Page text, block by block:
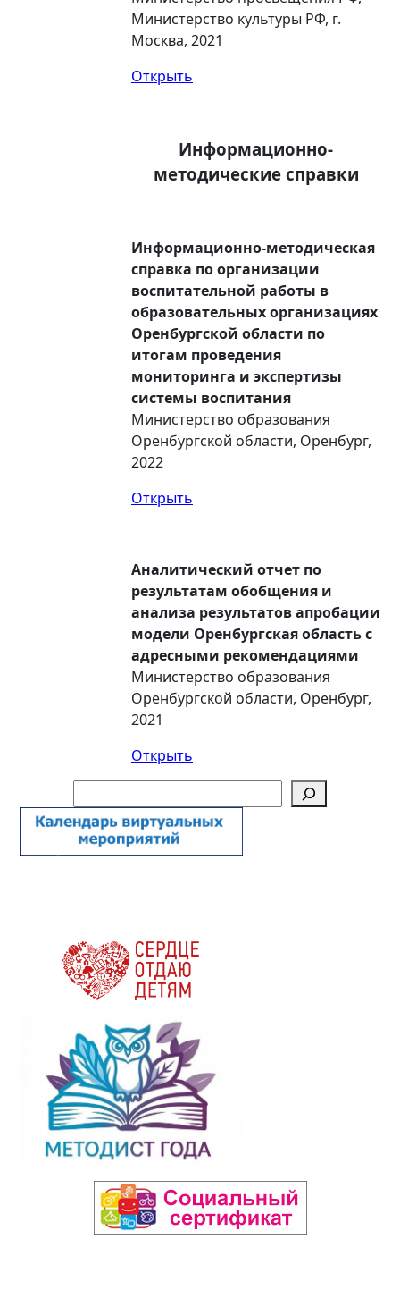
Министерство культуры РФ, г.
Москва, 2021
Открыть
Информационно-
методические справки
Информационно-методическая
справка по организации
воспитательной работы в
образовательных организациях
Оренбургской области по
итогам проведения
мониторинга и экспертизы
системы воспитания
Министерство образования
Оренбургской области, Оренбург,
2022
Открыть
Аналитический отчет по
результатам обобщения и
анализа результатов апробации
модели Оренбургская область с
адресными рекомендациями
Министерство образования
Оренбургской области, Оренбург,
2021
Открыть